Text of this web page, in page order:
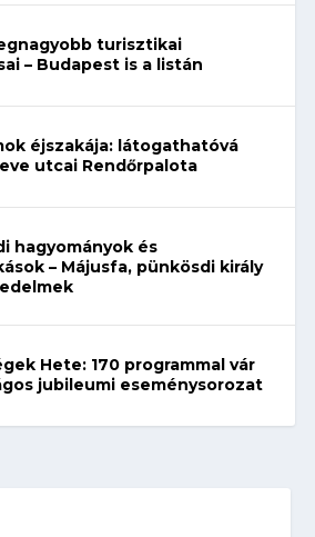
turisztikai
– Budapest is a listán
éjszakája: látogathatóvá
utcai Rendőrpalota
hagyományok és
– Májusfa, pünkösdi király
Hete: 170 programmal vár
jubileumi eseménysorozat